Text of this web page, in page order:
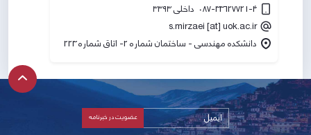
087-33627721-4 داخلی ۳۳۹۳
s.mirzaei [at] uok.ac.ir
دانشکده مهندسی - ساختمان شماره 2- اتاق شماره 223